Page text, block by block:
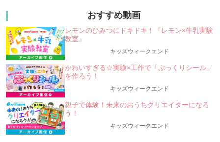
タムシ」を比べて、みんなで科学的にバトルしよう！（「昆
虫」を実際に闘わせる授業ではありません）
╭━━━━━━━━━━━━━━━━━━━━━━━━━━━━━━━━╮
ー”好き”で学ぼう！「昆虫」を通して探究学習☆
ー
★Season２ 第7回は「カブトムシ軍団」vs「クワガタムシ
軍団」★
＼「自由研究」にもピッタリ！最後はみんなで投票！
／
╰━━━━━━━━━━━━━━━━━━━━━━━━━━━━━━━━╯
★学んだデータをもとに、意見を出し合いながら、みんなの投
おすすめ動画
レモンのひみつにドキドキ！『レモン×牛乳実験
教室』
キッズウィークエンド
かわいすぎる☆実験×工作で「ぷっくりシール」
を作ろう！
キッズウィークエンド
親子で体験！未来のおうちクリエイターになろ
う！
キッズウィークエンド